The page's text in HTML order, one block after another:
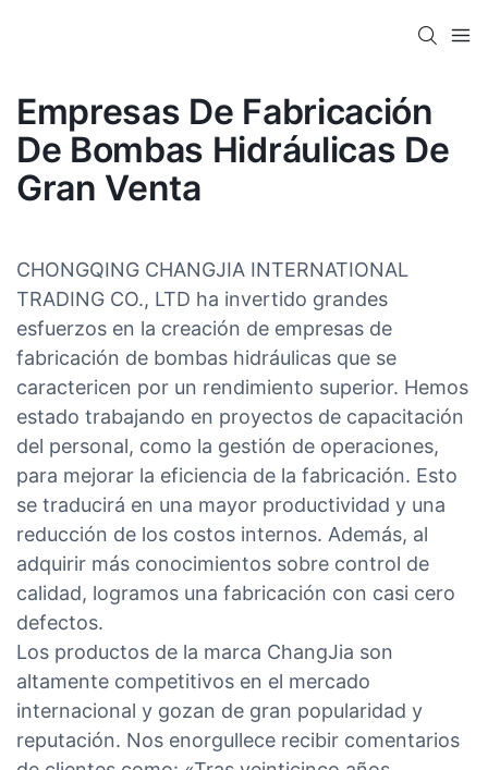
Empresas De Fabricación
De Bombas Hidráulicas De
Gran Venta
CHONGQING CHANGJIA INTERNATIONAL
TRADING CO., LTD ha invertido grandes
esfuerzos en la creación de empresas de
fabricación de bombas hidráulicas que se
caractericen por un rendimiento superior. Hemos
estado trabajando en proyectos de capacitación
del personal, como la gestión de operaciones,
para mejorar la eficiencia de la fabricación. Esto
se traducirá en una mayor productividad y una
reducción de los costos internos. Además, al
adquirir más conocimientos sobre control de
calidad, logramos una fabricación con casi cero
defectos.
Los productos de la marca ChangJia son
altamente competitivos en el mercado
internacional y gozan de gran popularidad y
reputación. Nos enorgullece recibir comentarios